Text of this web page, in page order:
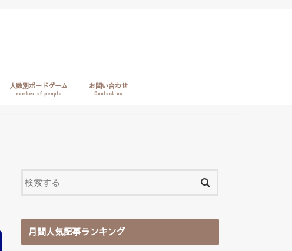
人数別ボードゲーム
number of people
お問い合わせ
Contact us
月間人気記事ランキング